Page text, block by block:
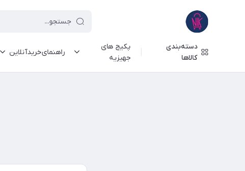
دسته‌بندی
کالاها
پکیج های
جهیزیه
راهنمای‌خرید‌آنلاین